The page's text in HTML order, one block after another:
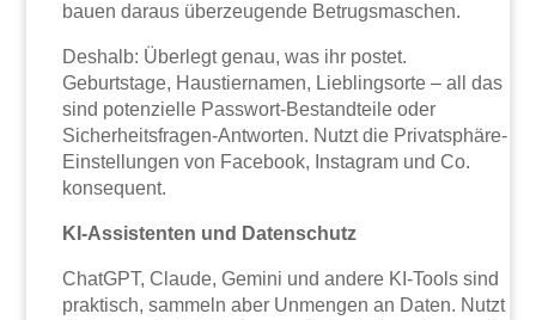
bauen daraus überzeugende Betrugsmaschen.
Deshalb: Überlegt genau, was ihr postet.
Geburtstage, Haustiernamen, Lieblingsorte – all das
sind potenzielle Passwort-Bestandteile oder
Sicherheitsfragen-Antworten. Nutzt die Privatsphäre-
Einstellungen von Facebook, Instagram und Co.
konsequent.
KI-Assistenten und Datenschutz
ChatGPT, Claude, Gemini und andere KI-Tools sind
praktisch, sammeln aber Unmengen an Daten. Nutzt